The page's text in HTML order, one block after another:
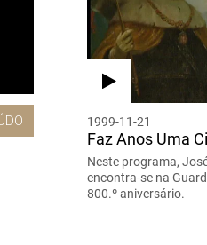
1999-11-21
Faz Anos Uma
Neste programa,
encontra-se na
800.º aniversário.